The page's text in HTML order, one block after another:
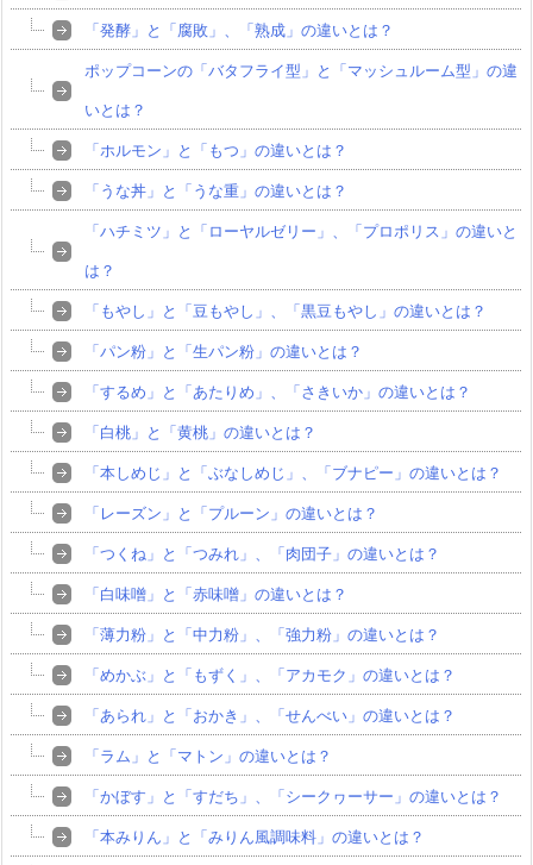
「発酵」と「腐敗」、「熟成」の違いとは？
ポップコーンの「バタフライ型」と「マッシュルーム型」の違
いとは？
「ホルモン」と「もつ」の違いとは？
「うな丼」と「うな重」の違いとは？
「ハチミツ」と「ローヤルゼリー」、「プロポリス」の違いと
は？
「もやし」と「豆もやし」、「黒豆もやし」の違いとは？
「パン粉」と「生パン粉」の違いとは？
「するめ」と「あたりめ」、「さきいか」の違いとは？
「白桃」と「黄桃」の違いとは？
「本しめじ」と「ぶなしめじ」、「ブナピー」の違いとは？
「レーズン」と「プルーン」の違いとは？
「つくね」と「つみれ」、「肉団子」の違いとは？
「白味噌」と「赤味噌」の違いとは？
「薄力粉」と「中力粉」、「強力粉」の違いとは？
「めかぶ」と「もずく」、「アカモク」の違いとは？
「あられ」と「おかき」、「せんべい」の違いとは？
「ラム」と「マトン」の違いとは？
「かぼす」と「すだち」、「シークヮーサー」の違いとは？
「本みりん」と「みりん風調味料」の違いとは？